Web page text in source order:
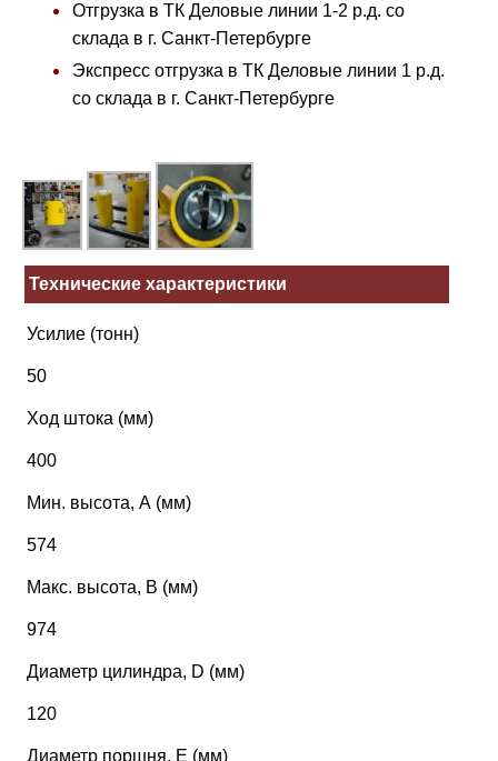
Отгрузка в ТК Деловые линии 1-2 р.д. со
склада в г. Санкт-Петербурге
Экспресс отгрузка в ТК Деловые линии 1 р.д.
со склада в г. Санкт-Петербурге
Технические характеристики
Усилие (тонн)
50
Ход штока (мм)
400
Мин. высота, А (мм)
574
Макс. высота, В (мм)
974
Диаметр цилиндра, D (мм)
120
Диаметр поршня, Е (мм)